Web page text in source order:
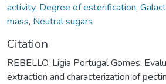
activity, Degree of esterification,
mass, Neutral sugars
Citation
REBELLO, Ligia Portugal Gomes.
extraction and characterization of